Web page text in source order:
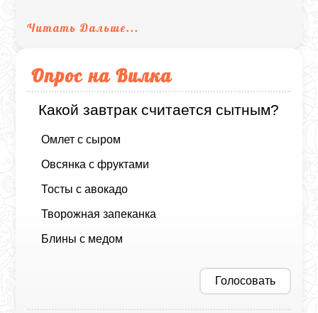
Читать Дальше...
Опрос на Вилка
Какой завтрак считается сытным?
Омлет с сыром
Овсянка с фруктами
Тосты с авокадо
Творожная запеканка
Блины с медом
Голосовать